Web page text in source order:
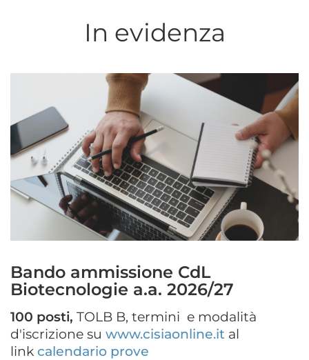
In evidenza
Bando ammissione CdL
Biotecnologie a.a. 2026/27
100 posti, TOLB B, termini e modalità
d'iscrizione su www.cisiaonline.it al
link calendario prove